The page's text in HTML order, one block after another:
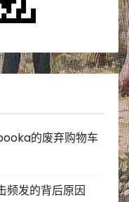
的废弃购物车
频发的背后原因